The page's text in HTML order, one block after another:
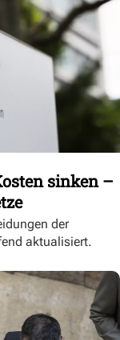
sinken –
der
aktualisiert.